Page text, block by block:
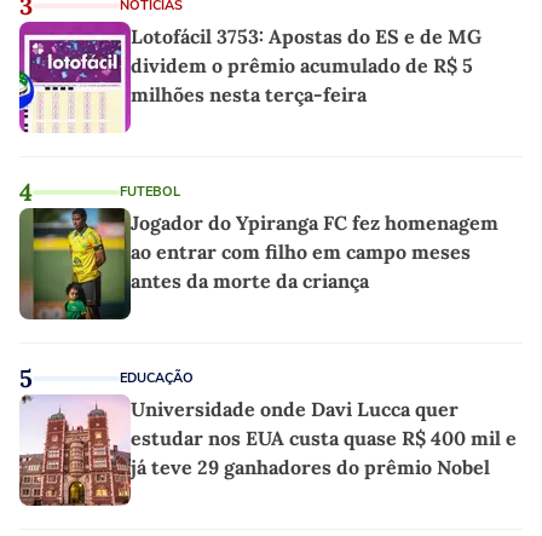
NOTÍCIAS
Lotofácil 3753: Apostas do ES e de MG
dividem o prêmio acumulado de R$ 5
milhões nesta terça-feira
4 FUTEBOL
Jogador do Ypiranga FC fez homenagem
ao entrar com filho em campo meses
antes da morte da criança
5 EDUCAÇÃO
Universidade onde Davi Lucca quer
estudar nos EUA custa quase R$ 400 mil e
já teve 29 ganhadores do prêmio Nobel